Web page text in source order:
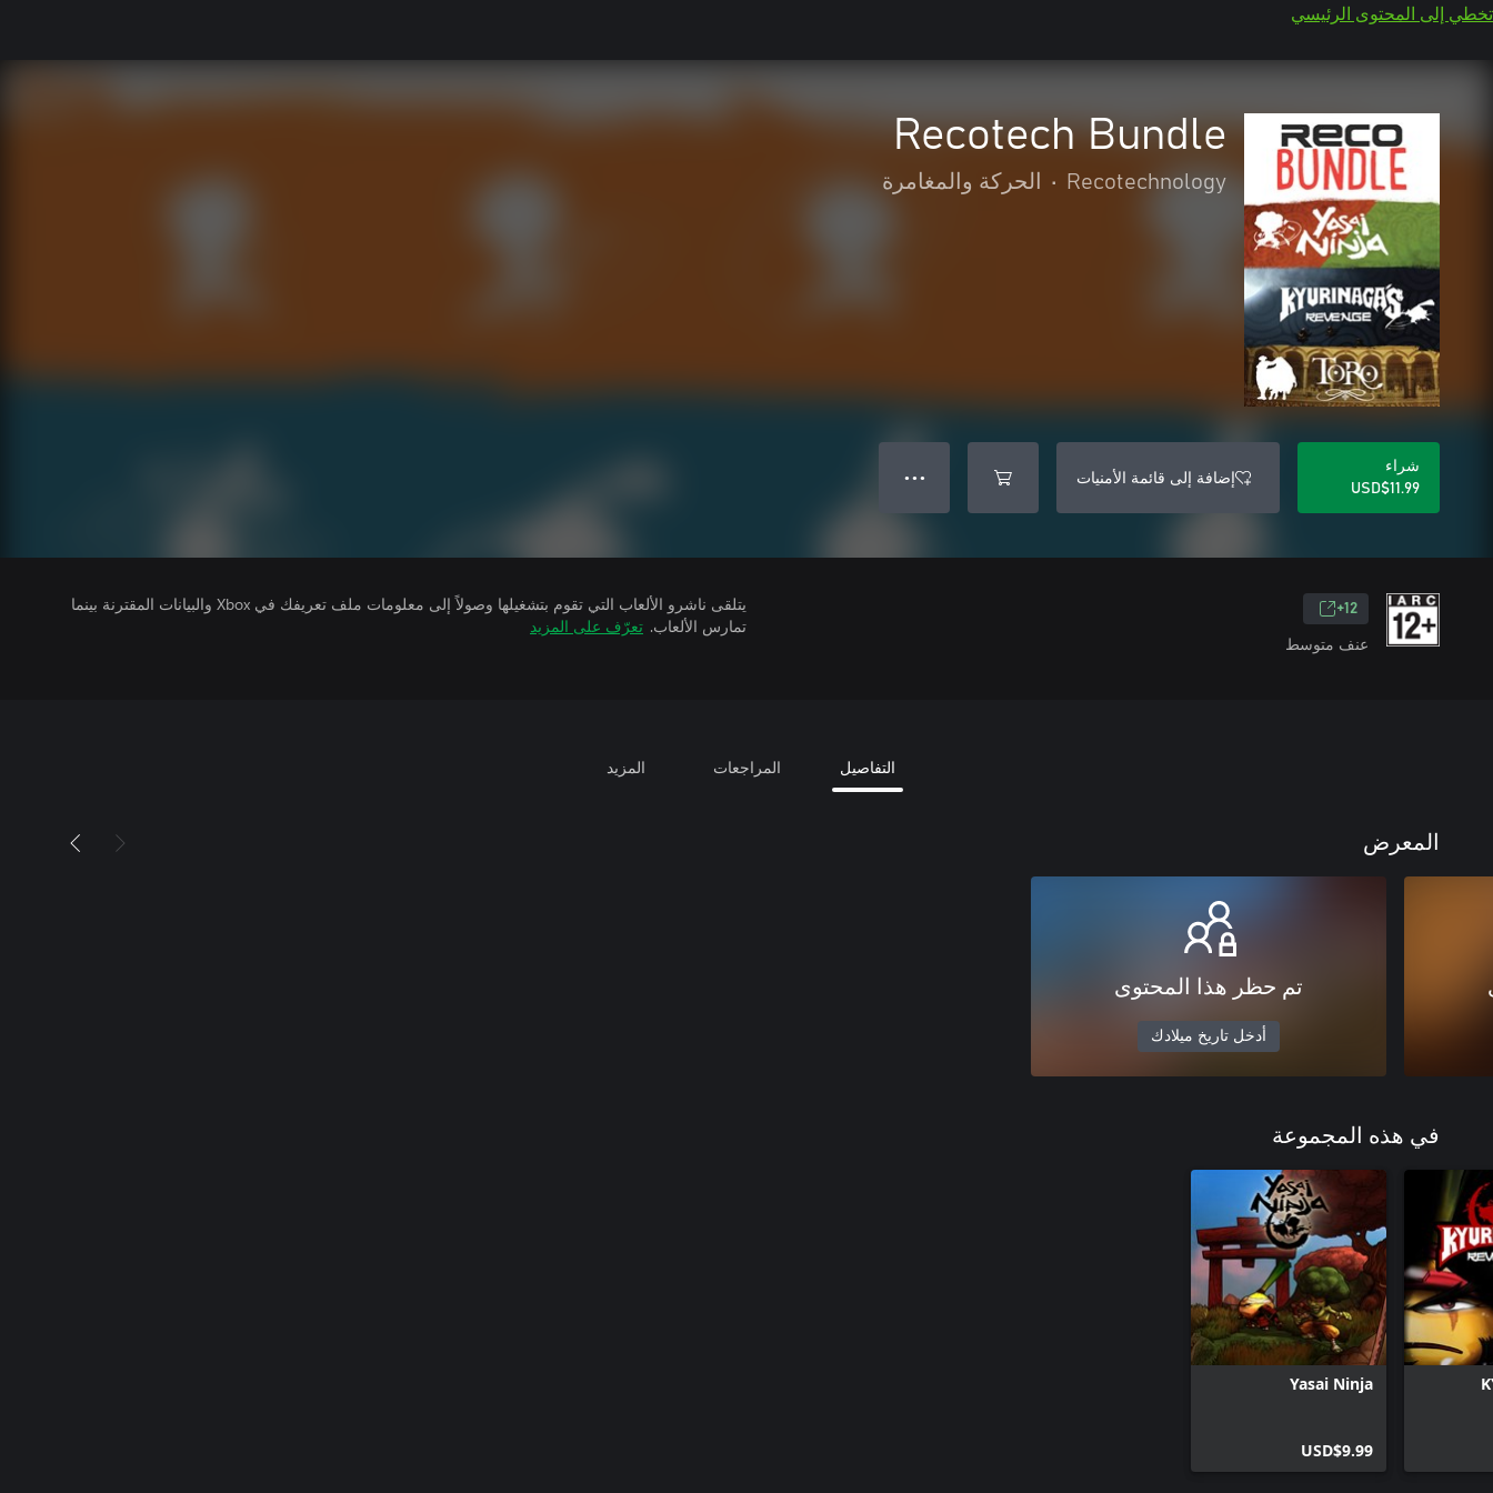
تخطي إلى المحتوى الرئيسي
Recotech Bundle
Recotechnology
• الحركة والمغامرة
شراء
USD$11.99
إضافة إلى قائمة الأمنيات ● ● ●
12+
عنف متوسط
يتلقى ناشرو الألعاب التي تقوم بتشغيلها وصولاً إلى معلومات ملف تعريفك في Xbox والبيانات المقترنة بينما
تمارس الألعاب. تعرّف على المزيد
التفاصيل المراجعات المزيد
المعرض
تم حظر هذا المحتوى
أدخل تاريخ ميلادك
في هذه المجموعة
Yasai Ninja
USD$9.99